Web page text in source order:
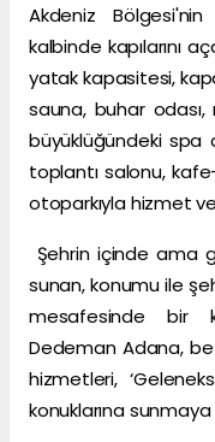
Akdeniz
kalbinde kapılarını
yatak kapasitesi,
sauna, buhar odası,
büyüklüğündeki spa
toplantı salonu,
otoparkıyla hizmet
Şehrin içinde ama
sunan, konumu ile
mesafesinde bir
Dedeman Adana,
hizmetleri,
konuklarına sunmaya